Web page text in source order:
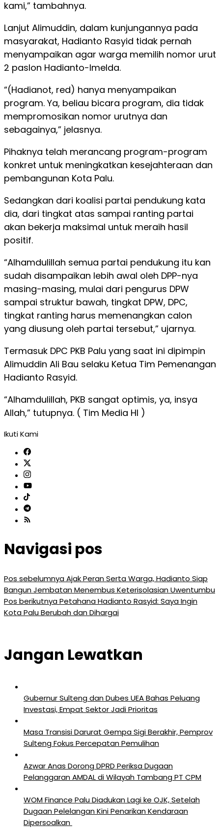
kami,” tambahnya.
Lanjut Alimuddin, dalam kunjungannya pada
masyarakat, Hadianto Rasyid tidak pernah
menyampaikan agar warga memilih nomor urut
2 paslon Hadianto-Imelda.
“(Hadianot, red) hanya menyampaikan
program. Ya, beliau bicara program, dia tidak
mempromosikan nomor urutnya dan
sebagainya,” jelasnya.
Pihaknya telah merancang program-program
konkret untuk meningkatkan kesejahteraan dan
pembangunan Kota Palu.
Sedangkan dari koalisi partai pendukung kata
dia, dari tingkat atas sampai ranting partai
akan bekerja maksimal untuk meraih hasil
positif.
“Alhamdulillah semua partai pendukung itu kan
sudah disampaikan lebih awal oleh DPP-nya
masing-masing, mulai dari pengurus DPW
sampai struktur bawah, tingkat DPW, DPC,
tingkat ranting harus memenangkan calon
yang diusung oleh partai tersebut,” ujarnya.
Termasuk DPC PKB Palu yang saat ini dipimpin
Alimuddin Ali Bau selaku Ketua Tim Pemenangan
Hadianto Rasyid.
“Alhamdulillah, PKB sangat optimis, ya, insya
Allah,” tutupnya. ( Tim Media HI )
Ikuti Kami
Navigasi pos
Pos sebelumnyaAjak Peran Serta Warga, Hadianto Siap
Bangun Jembatan Menembus Keterisolasian Uwentumbu
Pos berikutnyaPetahana Hadianto Rasyid: Saya Ingin
Kota Palu Berubah dan Dihargai
Jangan Lewatkan
Gubernur Sulteng dan Dubes UEA Bahas Peluang
Investasi, Empat Sektor Jadi Prioritas
Masa Transisi Darurat Gempa Sigi Berakhir, Pemprov
Sulteng Fokus Percepatan Pemulihan
Azwar Anas Dorong DPRD Periksa Dugaan
Pelanggaran AMDAL di Wilayah Tambang PT CPM
‎WOM Finance Palu Diadukan Lagi ke OJK, Setelah
Dugaan Pelelangan Kini Penarikan Kendaraan
Dipersoalkan ‎